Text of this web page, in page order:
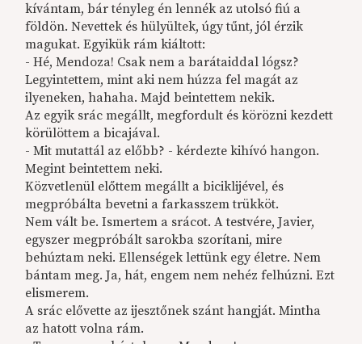
kívántam, bár tényleg én lennék az utolsó fiú a
földön. Nevettek és hülyültek, úgy tűnt, jól érzik
magukat. Egyikük rám kiáltott:
- Hé, Mendoza! Csak nem a barátaiddal lógsz?
Legyintettem, mint aki nem húzza fel magát az
ilyeneken, hahaha. Majd beintettem nekik.
Az egyik srác megállt, megfordult és körözni kezdett
körülöttem a bicajával.
- Mit mutattál az előbb? - kérdezte kihívó hangon.
Megint beintettem neki.
Közvetlenül előttem megállt a biciklijével, és
megpróbálta bevetni a farkasszem trükköt.
Nem vált be. Ismertem a srácot. A testvére, Javier,
egyszer megpróbált sarokba szorítani, mire
behúztam neki. Ellenségek lettünk egy életre. Nem
bántam meg. Ja, hát, engem nem nehéz felhúzni. Ezt
elismerem.
A srác elővette az ijesztőnek szánt hangját. Mintha
az hatott volna rám.